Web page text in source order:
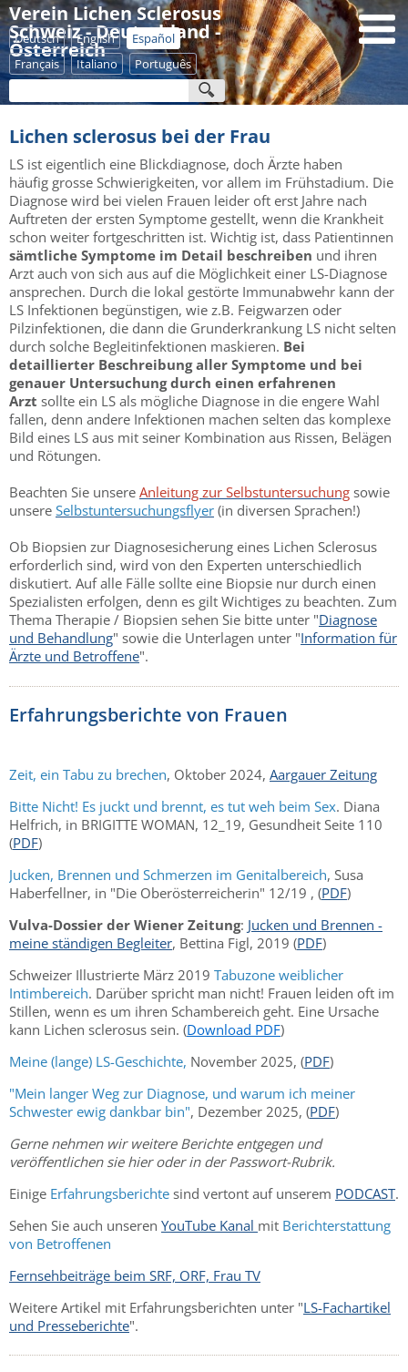
Verein Lichen Sclerosus
Schweiz - Deutschland -
Österreich
Deutsch English
Español
Français
Italiano Português
Lichen sclerosus bei der Frau
LS ist eigentlich eine Blickdiagnose, doch Ärzte haben
häufig grosse Schwierigkeiten, vor allem im Frühstadium. Die
Diagnose wird bei vielen Frauen leider oft erst Jahre nach
Auftreten der ersten Symptome gestellt, wenn die Krankheit
schon weiter fortgeschritten ist. Wichtig ist, dass Patientinnen
sämtliche Symptome im Detail beschreiben und ihren
Arzt auch von sich aus auf die Möglichkeit einer LS-Diagnose
ansprechen. Durch die lokal gestörte Immunabwehr kann der
LS Infektionen begünstigen, wie z.B. Feigwarzen oder
Pilzinfektionen, die dann die Grunderkrankung LS nicht selten
durch solche Begleitinfektionen maskieren. Bei
detaillierter Beschreibung aller Symptome und bei
genauer Untersuchung durch einen erfahrenen
Arzt sollte ein LS als mögliche Diagnose in die engere Wahl
fallen, denn andere Infektionen machen selten das komplexe
Bild eines LS aus mit seiner Kombination aus Rissen, Belägen
und Rötungen.
Beachten Sie unsere Anleitung zur Selbstuntersuchung sowie
unsere Selbstuntersuchungsflyer (in diversen Sprachen!)
Ob Biopsien zur Diagnosesicherung eines Lichen Sclerosus
erforderlich sind, wird von den Experten unterschiedlich
diskutiert. Auf alle Fälle sollte eine Biopsie nur durch einen
Spezialisten erfolgen, denn es gilt Wichtiges zu beachten. Zum
Thema Therapie / Biopsien sehen Sie bitte unter "Diagnose
und Behandlung" sowie die Unterlagen unter "Information für
Ärzte und Betroffene".
Erfahrungsberichte von Frauen
Zeit, ein Tabu zu brechen, Oktober 2024, Aargauer Zeitung
Bitte Nicht! Es juckt und brennt, es tut weh beim Sex. Diana
Helfrich, in BRIGITTE WOMAN, 12_19, Gesundheit Seite 110
(PDF)
Jucken, Brennen und Schmerzen im Genitalbereich, Susa
Haberfellner, in "Die Oberösterreicherin" 12/19 , (PDF)
Vulva-Dossier der Wiener Zeitung: Jucken und Brennen -
meine ständigen Begleiter, Bettina Figl, 2019 (PDF)
Schweizer Illustrierte März 2019 Tabuzone weiblicher
Intimbereich. Darüber spricht man nicht! Frauen leiden oft im
Stillen, wenn es um ihren Schambereich geht. Eine Ursache
kann Lichen sclerosus sein. (Download PDF)
Meine (lange) LS-Geschichte, November 2025, (PDF)
"Mein langer Weg zur Diagnose, und warum ich meiner
Schwester ewig dankbar bin", Dezember 2025, (PDF)
Gerne nehmen wir weitere Berichte entgegen und
veröffentlichen sie hier oder in der Passwort-Rubrik.
Einige Erfahrungsberichte sind vertont auf unserem PODCAST.
Sehen Sie auch unseren YouTube Kanal mit Berichterstattung
von Betroffenen
Fernsehbeiträge beim SRF, ORF, Frau TV
Weitere Artikel mit Erfahrungsberichten unter "LS-Fachartikel
und Presseberichte".